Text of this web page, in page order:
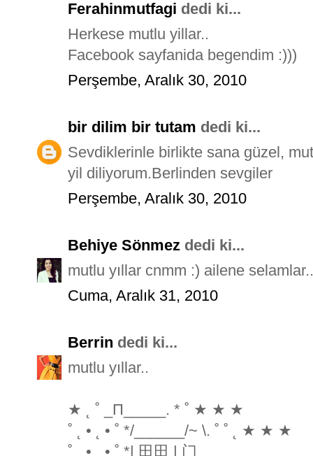
Ferahinmutfagi dedi ki...
Herkese mutlu yillar..
Facebook sayfanida begendim :)))
Perşembe, Aralık 30, 2010
bir dilim bir tutam dedi ki...
Sevdiklerinle birlikte sana güzel,
yil diliyorum.Berlinden sevgiler
Perşembe, Aralık 30, 2010
Behiye Sönmez dedi ki...
mutlu yıllar cnmm :) ailene
Cuma, Aralık 31, 2010
Berrin dedi ki...
mutlu yıllar..
★ ˛ ˚ _Π_____. * ˚ ★ ★ ★
˚ ˛ • ˛ • ˚ */______/~ \. ˚ ˚ ˛ ★ ★ ★
˚ ˛ • ˛ • ˚ *| 田田 | 门